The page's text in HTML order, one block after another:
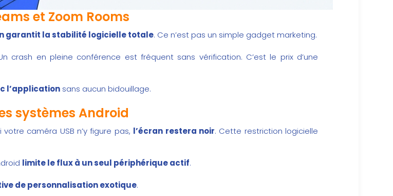
et Zoom Rooms
garantit la stabilité logicielle totale. Ce n’est pas un simple gadget marketing.
crash en pleine conférence est fréquent sans vérification. C’est le prix d’une
l’application sans aucun bidouillage.
systèmes Android
caméra USB n’y figure pas, l’écran restera noir. Cette restriction logicielle
limite le flux à un seul périphérique actif.
de personnalisation exotique.